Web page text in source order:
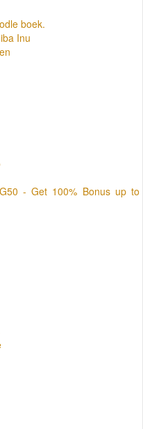
boek.
Inu
- Get 100% Bonus up to